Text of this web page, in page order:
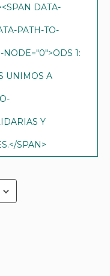
DATA-
PATH-TO-
1:
UNIMOS A
Y
SPAN>